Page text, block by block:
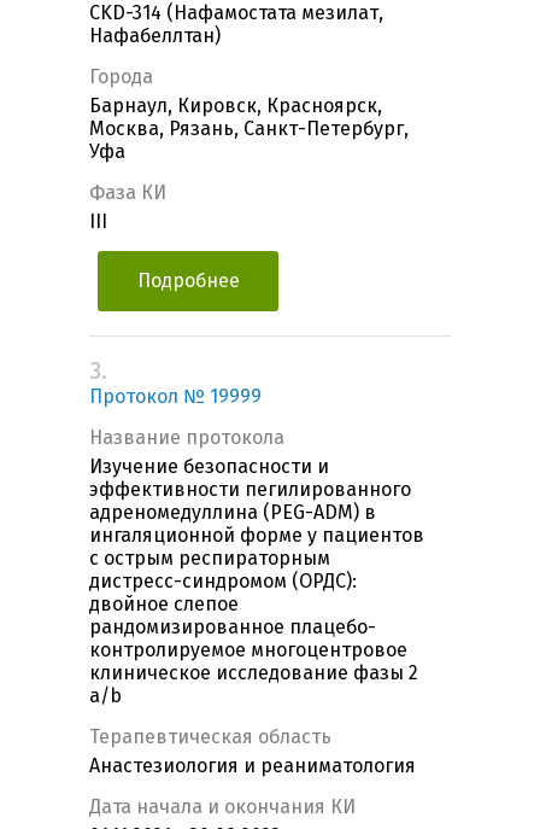
CKD-314 (Нафамостата мезилат,
Нафабеллтан)
Города
Барнаул, Кировск, Красноярск,
Москва, Рязань, Санкт-Петербург,
Уфа
Фаза КИ
Подробнее
3.
Протокол № 19999
Название протокола
Изучение безопасности и
эффективности пегилированного
адреномедуллина (PEG-ADM) в
ингаляционной форме у пациентов
с острым респираторным
дистресс-синдромом (ОРДС):
двойное слепое
рандомизированное плацебо-
контролируемое многоцентровое
клиническое исследование фазы 2
а/b
Терапевтическая область
Анастезиология и реаниматология
Дата начала и окончания КИ